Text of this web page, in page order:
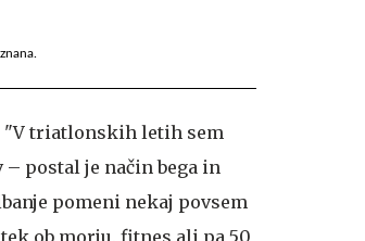
"V triatlonskih letih sem
postal je način bega in
pomeni nekaj povsem
ob morju, fitnes ali pa 50